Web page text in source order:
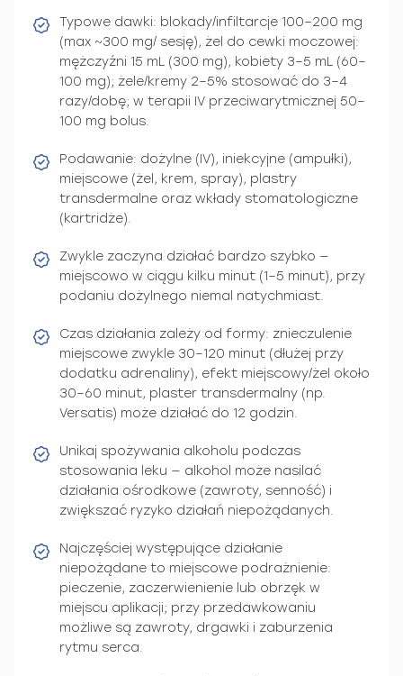
Typowe dawki: blokady/infiltarcje 100–200 mg
(max ~300 mg/ sesję), żel do cewki moczowej:
mężczyźni 15 mL (300 mg), kobiety 3–5 mL (60–
100 mg); żele/kremy 2–5% stosować do 3–4
razy/dobę; w terapii IV przeciwarytmicznej 50–
100 mg bolus.
Podawanie: dożylne (IV), iniekcyjne (ampułki),
miejscowe (żel, krem, spray), plastry
transdermalne oraz wkłady stomatologiczne
(kartridże).
Zwykle zaczyna działać bardzo szybko —
miejscowo w ciągu kilku minut (1–5 minut), przy
podaniu dożylnego niemal natychmiast.
Czas działania zależy od formy: znieczulenie
miejscowe zwykle 30–120 minut (dłużej przy
dodatku adrenaliny), efekt miejscowy/żel około
30–60 minut, plaster transdermalny (np.
Versatis) może działać do 12 godzin.
Unikaj spożywania alkoholu podczas
stosowania leku — alkohol może nasilać
działania ośrodkowe (zawroty, senność) i
zwiększać ryzyko działań niepożądanych.
Najczęściej występujące działanie
niepożądane to miejscowe podrażnienie:
pieczenie, zaczerwienienie lub obrzęk w
miejscu aplikacji; przy przedawkowaniu
możliwe są zawroty, drgawki i zaburzenia
rytmu serca.